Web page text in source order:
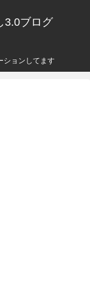
3.0ブログ
ションしてます